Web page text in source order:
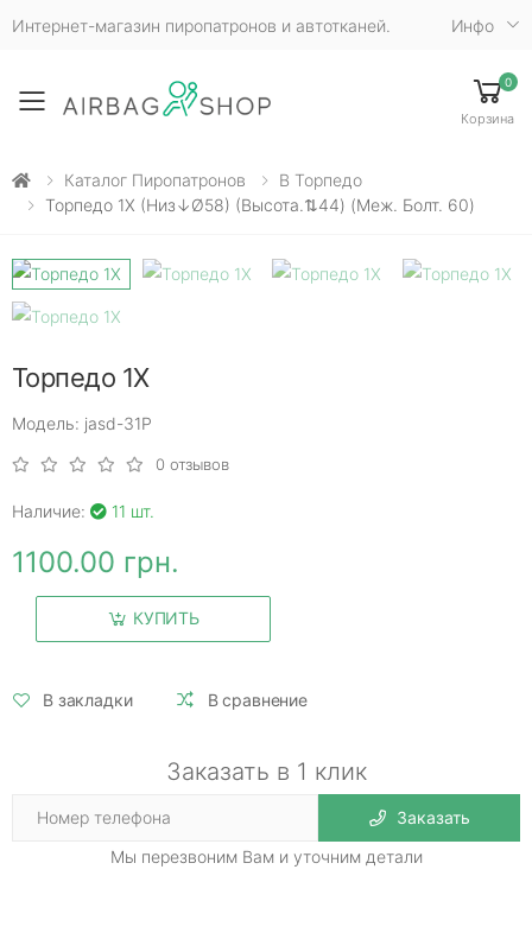
Интернет-магазин пиропатронов и автотканей. Инфо
Toggle mobile menu
0
Корзина
Каталог Пиропатронов
В Торпедо
Торпедо 1X (низ↓Ø58) (высота.⇅44) (меж. Болт. 60)
Торпедо 1X
Модель: jasd-31P
0 отзывов
Наличие: 11 шт.
1100.00 грн.
КУПИТЬ
В закладки В сравнение
Заказать в 1 клик
Заказать
Мы перезвоним Вам и уточним детали